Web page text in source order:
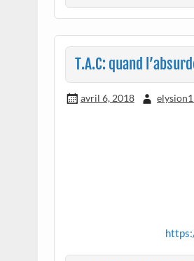
T.A.C: quand
avril 6, 2018